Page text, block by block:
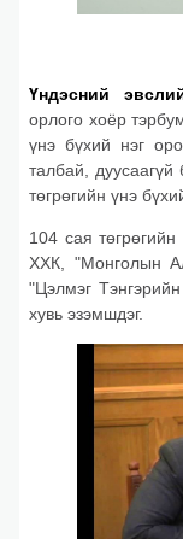
Үндэсний
орлого хоёр
үнэ бүхий нэг
талбай,
төгрөгийн үнэ
104 сая
ХХК, "Монголын
"Цэлмэг
хувь эзэмшдэг.